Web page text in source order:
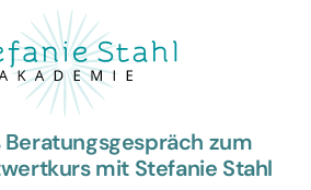
Beratungsgespräch zum
mit Stefanie Stahl